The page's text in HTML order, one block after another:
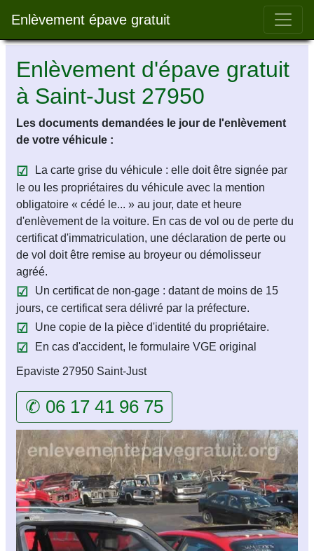
Enlèvement épave gratuit Bar
Enlèvement d'épave gratuit
à Saint-Just 27950
Les documents demandées le jour de l'enlèvement
de votre véhicule :
La carte grise du véhicule : elle doit être signée par
le ou les propriétaires du véhicule avec la mention
obligatoire « cédé le... » au jour, date et heure
d'enlèvement de la voiture. En cas de vol ou de perte du
certificat d'immatriculation, une déclaration de perte ou
de vol doit être remise au broyeur ou démolisseur
agréé.
Un certificat de non-gage : datant de moins de 15
jours, ce certificat sera délivré par la préfecture.
Une copie de la pièce d'identité du propriétaire.
En cas d'accident, le formulaire VGE original
Epaviste 27950 Saint-Just
✆ 06 17 41 96 75